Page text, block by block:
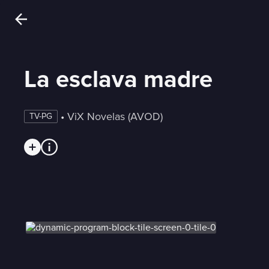
La esclava madre
TV-PG • ViX Novelas (AVOD)